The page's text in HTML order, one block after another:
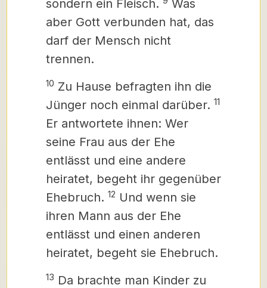
sondern ein Fleisch.
Was
aber Gott verbunden hat, das
darf der Mensch nicht
trennen.
10 Zu Hause befragten ihn die
Jünger noch einmal darüber. 11
Er antwortete ihnen: Wer
seine Frau aus der Ehe
entlässt und eine andere
heiratet, begeht ihr gegenüber
Ehebruch. 12 Und wenn sie
ihren Mann aus der Ehe
entlässt und einen anderen
heiratet, begeht sie Ehebruch.
13 Da brachte man Kinder zu